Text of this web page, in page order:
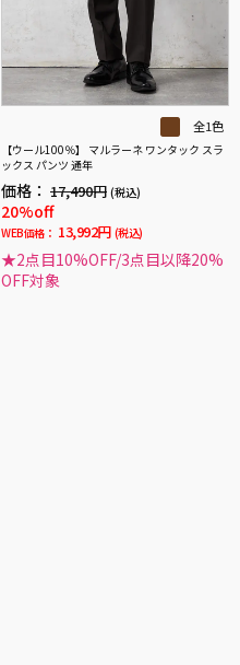
全1色
【ウール100％】 マルラーネ ワンタック スラ
ックス パンツ 通年
価格： 17,490円 (税込)
20%off
WEB価格： 13,992円 (税込)
★2点目10%OFF/3点目以降20%
OFF対象